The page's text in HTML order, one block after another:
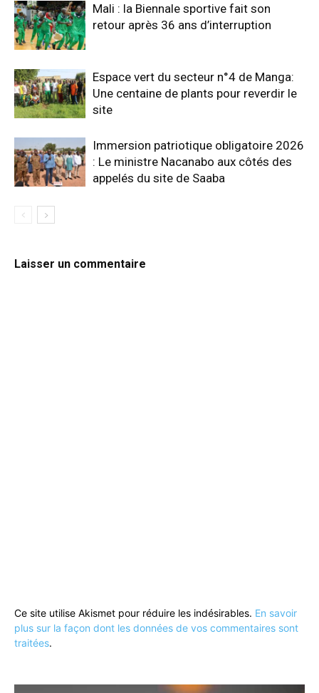
Mali : la Biennale sportive fait son
retour après 36 ans d’interruption
Espace vert du secteur n°4 de Manga:
Une centaine de plants pour reverdir le
site
Immersion patriotique obligatoire 2026
: Le ministre Nacanabo aux côtés des
appelés du site de Saaba
Laisser un commentaire
Ce site utilise Akismet pour réduire les indésirables. En savoir
plus sur la façon dont les données de vos commentaires sont
traitées.